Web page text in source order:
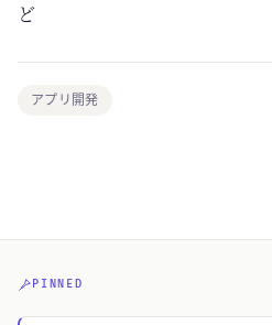
ど
アプリ開発
PINNED